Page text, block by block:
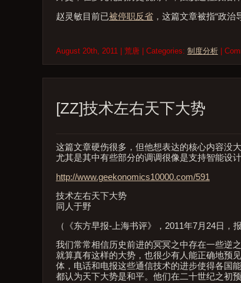
赵灵敏目前已被停职反省，这篇文章被指“政治
August 20th, 2011 | 荒唐 | Categories: 制度分析|
[ZZ]技术左右天下大势
这篇文章硬伤很多，但他想表达的核心内容没
尤其是其中有些部分的调调很像是支持智能设
http://www.geekonomics10000.com/591
技术左右天下大势
同人于野
（《东方早报-上海书评》，2011年7月24日，
我们常常相信历史前进的冥冥之中存在一些逆
就算真有这样的大势，也很少有人能正确地预
体，电话和电报这些通信技术的进步使得各国
都认为天下大势是和平。他们在二十世纪之初